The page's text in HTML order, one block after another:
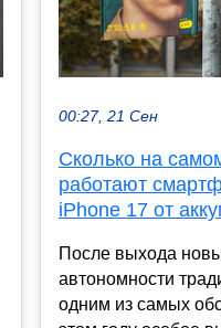
00:27, 21 Сен
Сколько на
работают
iPhone 17 от
После выхода
автономности
одним из самых